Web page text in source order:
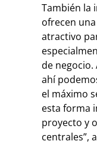
También la
ofrecen
atractivo
de negocio.
ahí
el máximo
esta forma
proyecto y
centrales”,